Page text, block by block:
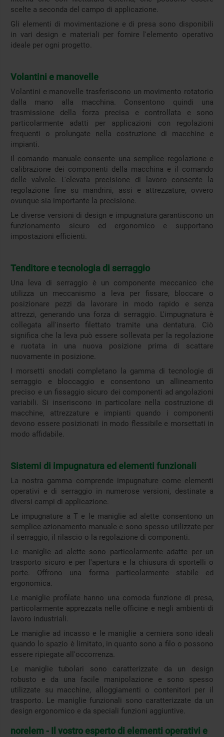
scelte a seconda del campo di applicazione.
Gli elementi di movimentazione e di presa sono disponibili
in vari design e materiali per fornire l'elemento operativo
ideale per ogni progetto.
Volantini e manovelle
Volantini e manovelle trasferiscono un movimento rotatorio
dalla mano alla macchina. Consentono quindi una
trasmissione della forza precisa e controllata e sono
particolarmente adatti per applicazioni con regolazioni
frequenti o prolungate nella costruzione di macchine e
impianti.
Il comando manuale consente una semplice regolazione e
calibrazione dei componenti della macchina e il comando
delle valvole. L'elevata precisione di lavoro consente la
regolazione fine su mandrini, assi e attrezzature, ovvero
ovunque sia importante la precisione.
Le diverse versioni di design e impugnatura garantiscono un
funzionamento sicuro ed ergonomico e supportano
impostazioni efficienti.
Tenditore e tecnologia di serraggio
Una leva di serraggio è un componente meccanico che
utilizza un meccanismo a leva per fissare, bloccare o
posizionare pezzi da lavorare in modo rapido e senza
attrezzi, generando una forza di serraggio. L'impugnatura è
collegata all'inserto filettato tramite una dentatura. Ciò
significa che la leva può essere sollevata per la regolazione
e ruotata in una nuova posizione prima di scattare
nuovamente in posizione.
I morsetti snodati completano la gamma di tecnologie di
serraggio e bloccaggio e consentono un allineamento
preciso e un fissaggio sicuro dei componenti ad angolazioni
variabili. Si inseriscono in particolare nella costruzione di
macchine, attrezzature e impianti quando i componenti
devono essere posizionati in modo flessibile e morsettati in
modo affidabile.
Sistemi di impugnatura ed elementi funzionali
La nostra gamma comprende impugnature come elementi
operativi e di serraggio in numerose versioni, destinate a
diversi campi di applicazione.
Le impugnature a T e le maniglie ad alette consentono un
semplice azionamento manuale e sono spesso utilizzate per
il serraggio, il rilascio o la regolazione di componenti.
Le maniglie ad alette sono particolarmente adatte per un
trasporto sicuro e per l'apertura e la chiusura di sportelli o
porte. Offrono una forma particolarmente stabile ed
ergonomica.
Le maniglie profilate hanno una comoda funzione di presa,
particolarmente apprezzata nelle officine e negli ambienti di
lavoro industriali.
Le maniglie ad incasso e le maniglie a cerniera sono ideali
quando lo spazio è limitato, in quanto sono a filo o possono
essere ripiegate all'occorrenza.
Le maniglie tubolari sono caratterizzate da un design
robusto e da una facile manipolazione e sono spesso
utilizzate su macchine, alloggiamenti o contenitori per il
trasporto. Le maniglie funzionali sono caratterizzate da un
design ergonomico e da speciali funzioni aggiuntive.
norelem - Il vostro esperto di elementi operativi e